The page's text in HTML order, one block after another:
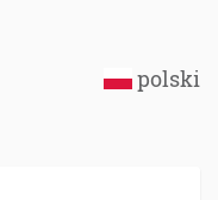
polski